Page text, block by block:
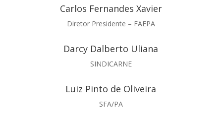
Carlos Fernandes Xavier
Diretor Presidente – FAEPA
Darcy Dalberto Uliana
SINDICARNE
Luiz Pinto de Oliveira
SFA/PA